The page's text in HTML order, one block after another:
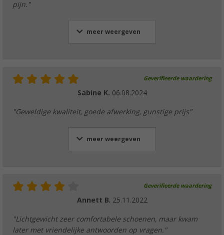
pijn."
meer weergeven
Geverifieerde waardering
Sabine K. 06.08.2024
"Geweldige kwaliteit, goede afwerking, gunstige prijs"
meer weergeven
Geverifieerde waardering
Annett B. 25.11.2022
"Lichtgewicht zeer comfortabele schoenen, maar kwam
later met vriendelijke antwoorden op vragen."